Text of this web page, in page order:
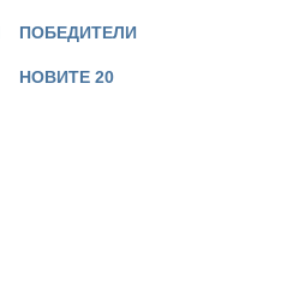
ПОБЕДИТЕЛИ
НОВИТЕ 20